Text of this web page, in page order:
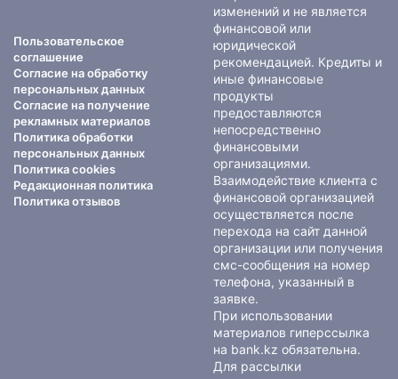
Пользовательское
соглашение
Согласие на обработку
персональных данных
Согласие на получение
рекламных материалов
Политика обработки
персональных данных
Политика cookies
Редакционная политика
Политика отзывов
изменений и не является
финансовой или
юридической
рекомендацией. Кредиты и
иные финансовые
продукты
предоставляются
непосредственно
финансовыми
организациями.
Взаимодействие клиента с
финансовой организацией
осуществляется после
перехода на сайт данной
организации или получения
смс-сообщения на номер
телефона, указанный в
заявке.
При использовании
материалов гиперссылка
на bank.kz обязательна.
Для рассылки